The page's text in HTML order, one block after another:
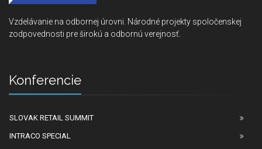
Vzdelávanie na odbornej úrovni. Národné projekty spoločenskej
zodpovednosti pre širokú a odbornú verejnosť.
Konferencie
SLOVAK RETAIL SUMMIT
INTRACO SPECIAL